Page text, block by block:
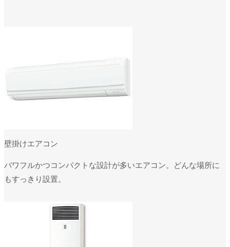
壁掛けエアコン
パワフルかつコンパクトな設計が多いエアコン。どんな場所に
もすっきり設置。